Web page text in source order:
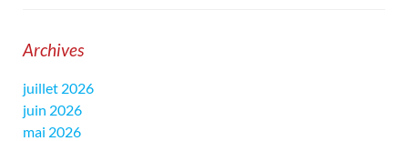
Archives
juillet 2026
juin 2026
mai 2026